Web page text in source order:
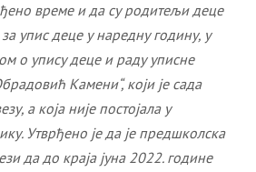
време и да су родитељи деце
упис деце у наредну годину, у
о упису деце и раду уписне
Камени“, који је сада
а која није постојала у
Утврђено је да је предшколска
да до краја јуна 2022. године